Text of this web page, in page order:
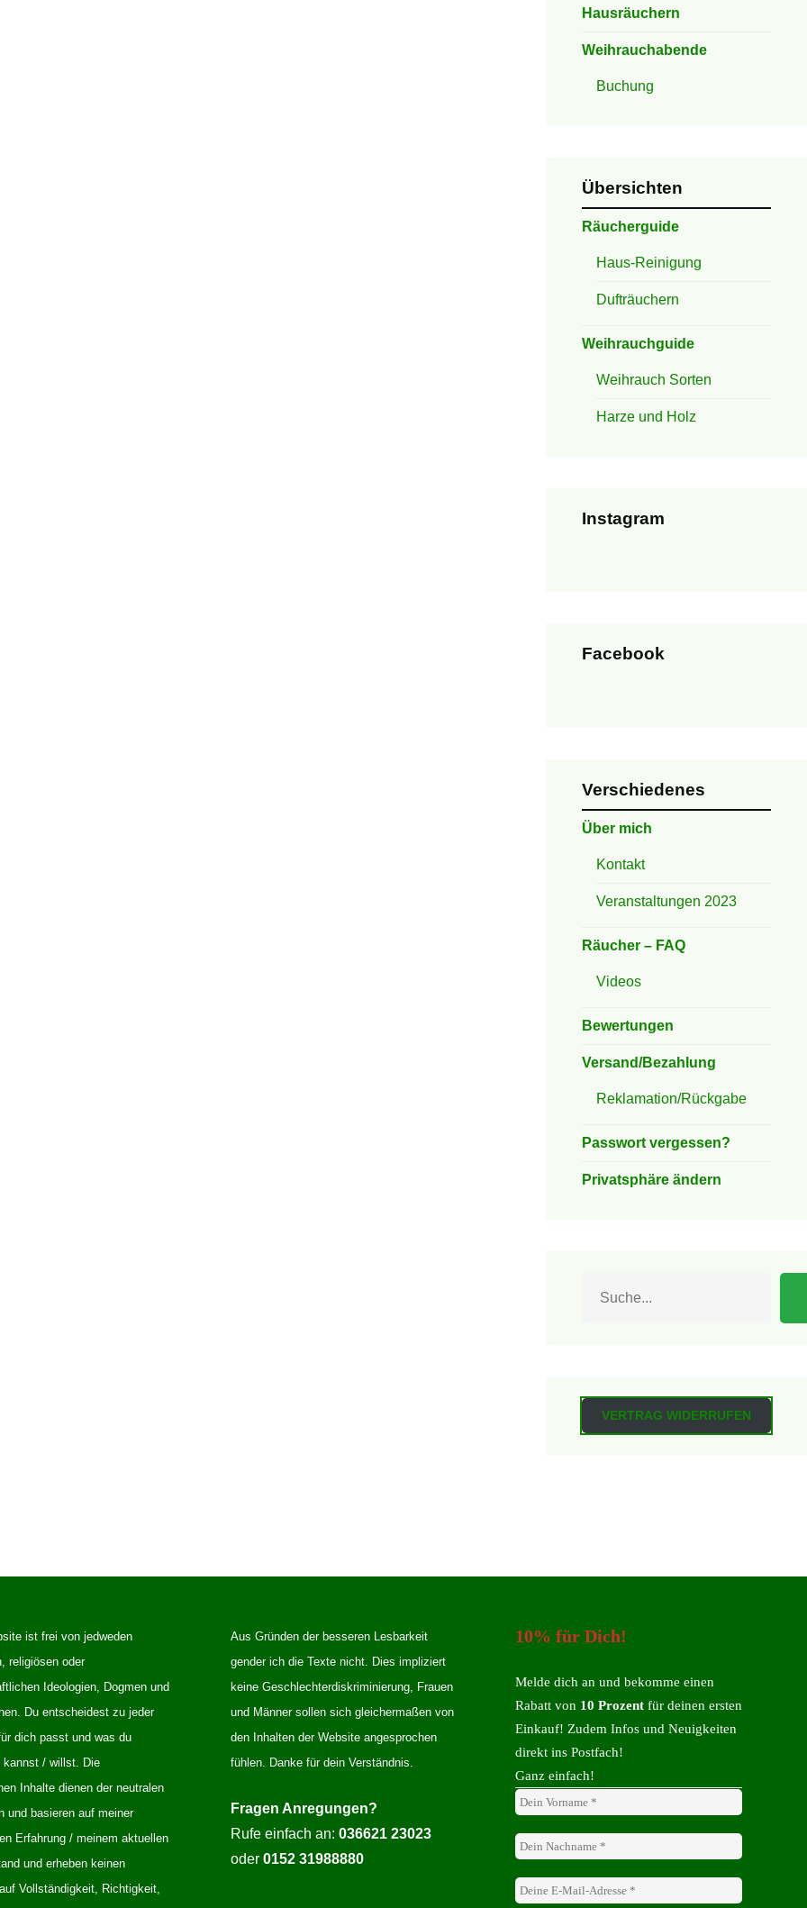
Hausräuchern
Weihrauchabende
Buchung
Übersichten
Räucherguide
Haus-Reinigung
Dufträuchern
Weihrauchguide
Weihrauch Sorten
Harze und Holz
Instagram
Facebook
Verschiedenes
Über mich
Kontakt
Veranstaltungen 2023
Räucher – FAQ
Videos
Bewertungen
Versand/Bezahlung
Reklamation/Rückgabe
Passwort vergessen?
Privatsphäre ändern
VERTRAG WIDERRUFEN
ist frei von jedweden
religiösen oder
Ideologien, Dogmen und
Du entscheidest zu jeder
dich passt und was du
kannst / willst. Die
Inhalte dienen der neutralen
und basieren auf meiner
Erfahrung / meinem aktuellen
und erheben keinen
Vollständigkeit, Richtigkeit,
Aus Gründen der besseren Lesbarkeit
gender ich die Texte nicht. Dies impliziert
keine Geschlechterdiskriminierung, Frauen
und Männer sollen sich gleichermaßen von
den Inhalten der Website angesprochen
fühlen. Danke für dein Verständnis.
Fragen Anregungen?
Rufe einfach an: 036621 23023
oder 0152 31988880
10% für Dich!
Melde dich an und bekomme einen
Rabatt von 10 Prozent für deinen ersten
Einkauf! Zudem Infos und Neuigkeiten
direkt ins Postfach!
Ganz einfach!